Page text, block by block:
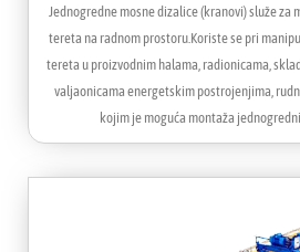
Jednogredne mosne dizalice (kranovi) služe
tereta na radnom prostoru.Koriste se pri
tereta u proizvodnim halama, radionicama,
valjaonicama energetskim postrojenjima,
kojim je moguća montaža